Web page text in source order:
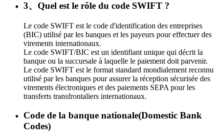
3、Quel est le rôle du code SWIFT ?
Le code SWIFT est le code d'identification des entreprises
(BIC) utilisé par les banques et les payeurs pour effectuer des
virements internationaux.
Le code SWIFT/BIC est un identifiant unique qui décrit la
banque ou la succursale à laquelle le paiement doit parvenir.
Le code SWIFT est le format standard mondialement reconnu
utilisé par les banques pour assurer la réception sécurisée des
virements électroniques et des paiements SEPA pour les
transferts transfrontaliers internationaux.
Code de la banque nationale(Domestic Bank
Codes)